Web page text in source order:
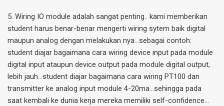
5. Wiring IO module adalah sangat penting.. kami memberikan
student harus benar-benar mengerti wiring sytem baik digital
maupun analog dengan melakukan nya...sebagai contoh:
student diajar bagaimana cara wiring device input pada module
digital input ataupun device output pada module digital output,
lebih jauh...student diajar bagaimana cara wiring PT100 dan
transmitter ke analog input module 4-20ma…sehingga pada
saat kembali ke dunia kerja mereka memiliki self-confidence...